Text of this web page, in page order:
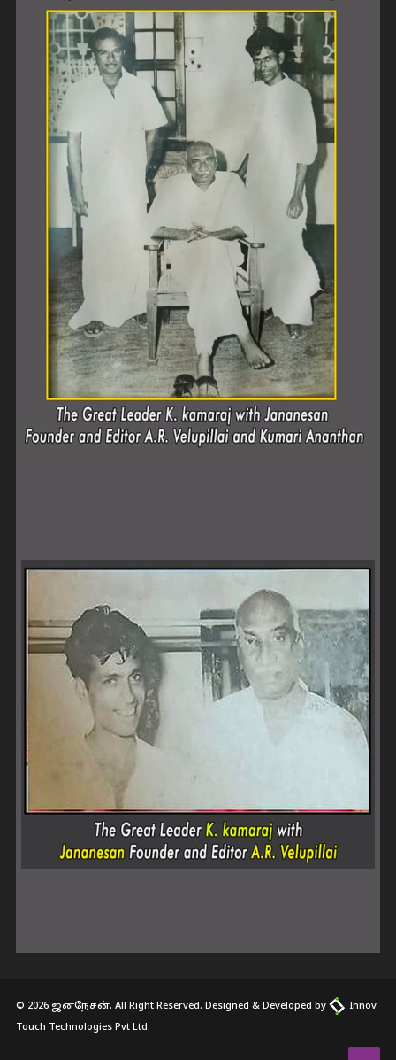
© 2026 ஜனநேசன். All Right Reserved. Designed & Developed by
Innov
Touch Technologies Pvt Ltd.